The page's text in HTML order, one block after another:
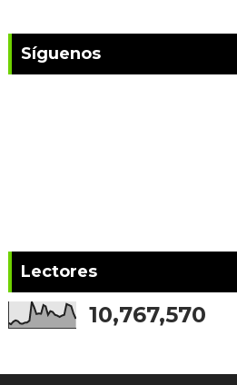
Síguenos
Lectores
10,767,570